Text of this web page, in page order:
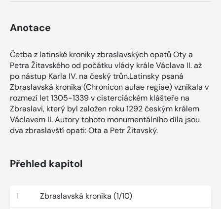
Anotace
Četba z latinské kroniky zbraslavských opatů Oty a
Petra Žitavského od počátku vlády krále Václava II. až
po nástup Karla IV. na český trůn.Latinsky psaná
Zbraslavská kronika (Chronicon aulae regiae) vznikala v
rozmezí let 1305-1339 v cisterciáckém klášteře na
Zbraslavi, který byl založen roku 1292 českým králem
Václavem II. Autory tohoto monumentálního díla jsou
dva zbraslavští opati: Ota a Petr Žitavský.
Přehled kapitol
1 Zbraslavská kronika (1/10)